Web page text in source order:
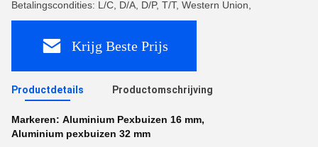
Betalingscondities: L/C, D/A, D/P, T/T, Western Union,
Krijg Beste Prijs
Productdetails Productomschrijving
Markeren: Aluminium Pexbuizen 16 mm,
Aluminium pexbuizen 32 mm